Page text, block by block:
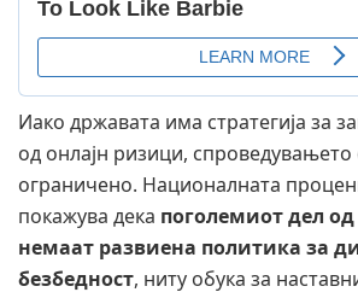
Иако државата има стратегија за
од онлајн ризици, спроведувањето
ограничено. Националната
покажува дека поголемиот дел
немаат развиена политика за
безбедност, ниту обука за